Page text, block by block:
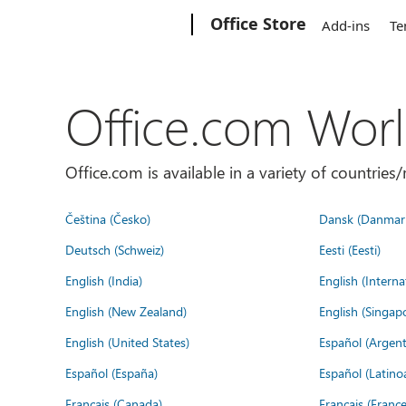
Office Store Add-ins
Office.com
Office.com is available in a variety of
Čeština (Česko)
Dansk
Deutsch (Schweiz)
Eesti (Eesti)
English (India)
English
English (New Zealand)
English
English (United States)
Español
Español (España)
Español